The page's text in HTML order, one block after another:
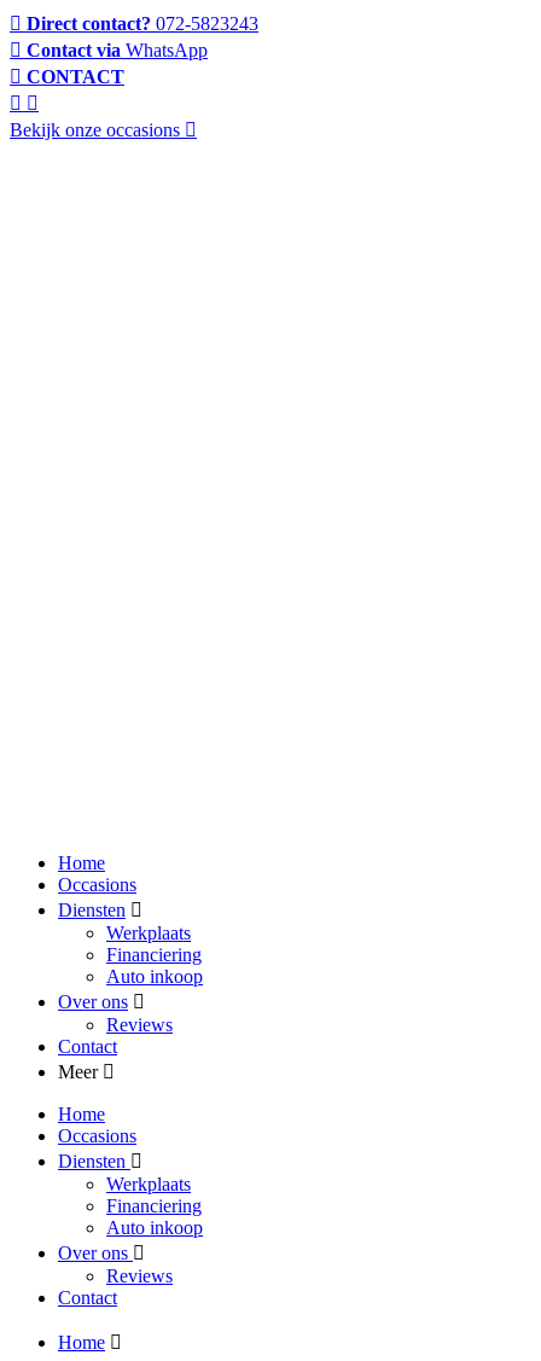
Direct contact? 072-5823243
Contact via WhatsApp
CONTACT
Bekijk onze occasions
Home
Occasions
Diensten
Werkplaats
Financiering
Auto inkoop
Over ons
Reviews
Contact
Meer
Home
Occasions
Diensten
Werkplaats
Financiering
Auto inkoop
Over ons
Reviews
Contact
Home